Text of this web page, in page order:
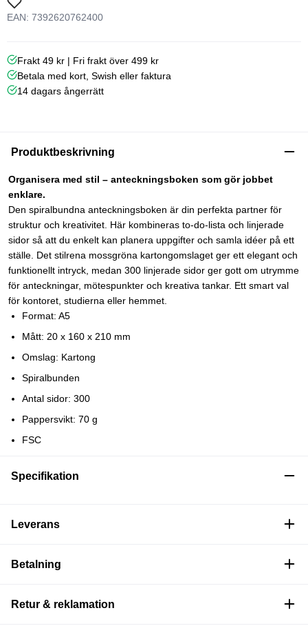
EAN: 7392620762400
Frakt 49 kr | Fri frakt över 499 kr
Betala med kort, Swish eller faktura
14 dagars ångerrätt
Produktbeskrivning
Organisera med stil – anteckningsboken som gör jobbet
enklare.
Den spiralbundna anteckningsboken är din perfekta partner för
struktur och kreativitet. Här kombineras to-do-lista och linjerade
sidor så att du enkelt kan planera uppgifter och samla idéer på ett
ställe. Det stilrena mossgröna kartongomslaget ger ett elegant och
funktionellt intryck, medan 300 linjerade sidor ger gott om utrymme
för anteckningar, mötespunkter och kreativa tankar. Ett smart val
för kontoret, studierna eller hemmet.
Format: A5
Mått: 20 x 160 x 210 mm
Omslag: Kartong
Spiralbunden
Antal sidor: 300
Pappersvikt: 70 g
FSC
Specifikation
Leverans
Betalning
Retur & reklamation